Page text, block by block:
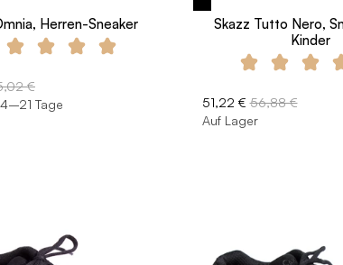
Herren-Sneaker
€
Tage
Skazz Tutto Nero,
Kinder
51,22 € 56,88 €
Auf Lager